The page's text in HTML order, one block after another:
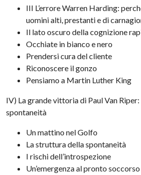
III L’errore Warren Harding:
uomini alti, prestanti e di
Il lato oscuro della cognizione
Occhiate in bianco e nero
Prendersi cura del cliente
Riconoscere il gonzo
Pensiamo a Martin Luther King
IV) La grande vittoria di Paul Van
spontaneità
Un mattino nel Golfo
La struttura della spontaneità
I rischi dell’introspezione
Un’emergenza al pronto soccorso